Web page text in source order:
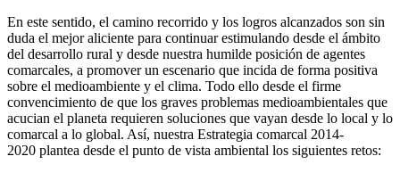
En este sentido, el camino recorrido y los logros alcanzados son sin
duda el mejor aliciente para continuar estimulando desde el ámbito
del desarrollo rural y desde nuestra humilde posición de agentes
comarcales, a promover un escenario que incida de forma positiva
sobre el medioambiente y el clima. Todo ello desde el firme
convencimiento de que los graves problemas medioambientales que
acucian el planeta requieren soluciones que vayan desde lo local y lo
comarcal a lo global. Así, nuestra Estrategia comarcal 2014-
2020 plantea desde el punto de vista ambiental los siguientes retos: